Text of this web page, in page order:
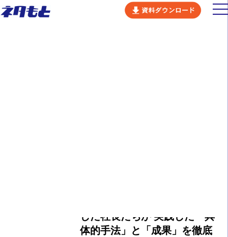
した社長たちが 実践した「具
体的手法」と「成果」を徹底